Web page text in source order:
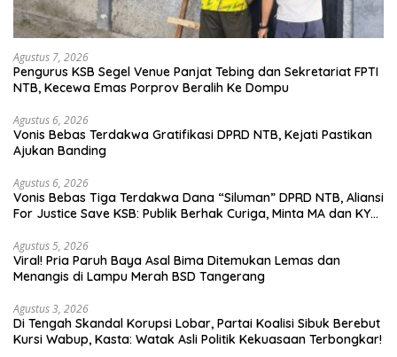
Agustus 7, 2026
Pengurus KSB Segel Venue Panjat Tebing dan Sekretariat FPTI
NTB, Kecewa Emas Porprov Beralih Ke Dompu
Agustus 6, 2026
Vonis Bebas Terdakwa Gratifikasi DPRD NTB, Kejati Pastikan
Ajukan Banding
Agustus 6, 2026
Vonis Bebas Tiga Terdakwa Dana “Siluman” DPRD NTB, Aliansi
For Justice Save KSB: Publik Berhak Curiga, Minta MA dan KY
Agustus 5, 2026
Viral! Pria Paruh Baya Asal Bima Ditemukan Lemas dan
Menangis di Lampu Merah BSD Tangerang
Agustus 3, 2026
Di Tengah Skandal Korupsi Lobar, Partai Koalisi Sibuk Berebut
Kursi Wabup, Kasta: Watak Asli Politik Kekuasaan Terbongkar!